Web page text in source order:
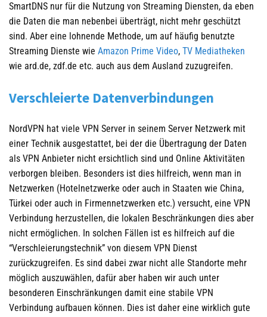
SmartDNS nur für die Nutzung von Streaming Diensten, da eben
die Daten die man nebenbei überträgt, nicht mehr geschützt
sind. Aber eine lohnende Methode, um auf häufig benutzte
Streaming Dienste wie Amazon Prime Video, TV Mediatheken
wie ard.de, zdf.de etc. auch aus dem Ausland zuzugreifen.
Verschleierte Datenverbindungen
NordVPN hat viele VPN Server in seinem Server Netzwerk mit
einer Technik ausgestattet, bei der die Übertragung der Daten
als VPN Anbieter nicht ersichtlich sind und Online Aktivitäten
verborgen bleiben. Besonders ist dies hilfreich, wenn man in
Netzwerken (Hotelnetzwerke oder auch in Staaten wie China,
Türkei oder auch in Firmennetzwerken etc.) versucht, eine VPN
Verbindung herzustellen, die lokalen Beschränkungen dies aber
nicht ermöglichen. In solchen Fällen ist es hilfreich auf die
“Verschleierungstechnik” von diesem VPN Dienst
zurückzugreifen. Es sind dabei zwar nicht alle Standorte mehr
möglich auszuwählen, dafür aber haben wir auch unter
besonderen Einschränkungen damit eine stabile VPN
Verbindung aufbauen können. Dies ist daher eine wirklich gute